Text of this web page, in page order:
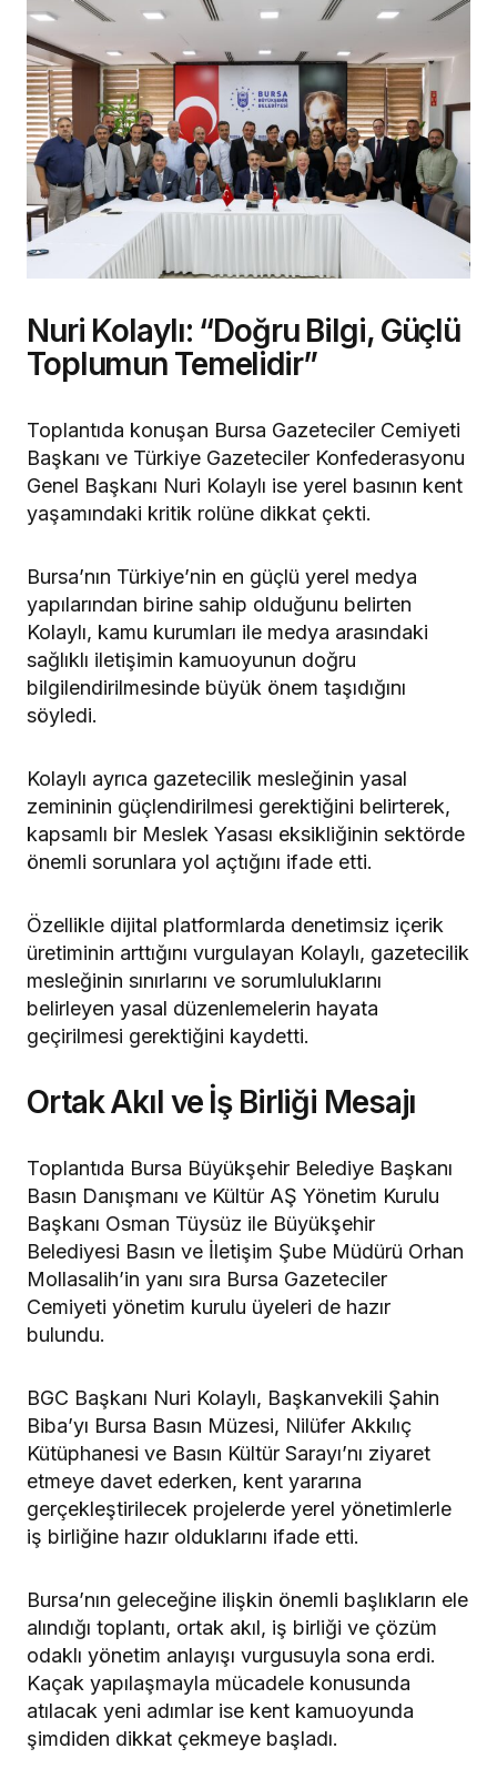
Nuri Kolaylı: “Doğru Bilgi, Güçlü
Toplumun Temelidir”
Toplantıda konuşan Bursa Gazeteciler Cemiyeti
Başkanı ve Türkiye Gazeteciler Konfederasyonu
Genel Başkanı Nuri Kolaylı ise yerel basının kent
yaşamındaki kritik rolüne dikkat çekti.
Bursa’nın Türkiye’nin en güçlü yerel medya
yapılarından birine sahip olduğunu belirten
Kolaylı, kamu kurumları ile medya arasındaki
sağlıklı iletişimin kamuoyunun doğru
bilgilendirilmesinde büyük önem taşıdığını
söyledi.
Kolaylı ayrıca gazetecilik mesleğinin yasal
zemininin güçlendirilmesi gerektiğini belirterek,
kapsamlı bir Meslek Yasası eksikliğinin sektörde
önemli sorunlara yol açtığını ifade etti.
Özellikle dijital platformlarda denetimsiz içerik
üretiminin arttığını vurgulayan Kolaylı, gazetecilik
mesleğinin sınırlarını ve sorumluluklarını
belirleyen yasal düzenlemelerin hayata
geçirilmesi gerektiğini kaydetti.
Ortak Akıl ve İş Birliği Mesajı
Toplantıda Bursa Büyükşehir Belediye Başkanı
Basın Danışmanı ve Kültür AŞ Yönetim Kurulu
Başkanı Osman Tüysüz ile Büyükşehir
Belediyesi Basın ve İletişim Şube Müdürü Orhan
Mollasalih’in yanı sıra Bursa Gazeteciler
Cemiyeti yönetim kurulu üyeleri de hazır
bulundu.
BGC Başkanı Nuri Kolaylı, Başkanvekili Şahin
Biba’yı Bursa Basın Müzesi, Nilüfer Akkılıç
Kütüphanesi ve Basın Kültür Sarayı’nı ziyaret
etmeye davet ederken, kent yararına
gerçekleştirilecek projelerde yerel yönetimlerle
iş birliğine hazır olduklarını ifade etti.
Bursa’nın geleceğine ilişkin önemli başlıkların ele
alındığı toplantı, ortak akıl, iş birliği ve çözüm
odaklı yönetim anlayışı vurgusuyla sona erdi.
Kaçak yapılaşmayla mücadele konusunda
atılacak yeni adımlar ise kent kamuoyunda
şimdiden dikkat çekmeye başladı.